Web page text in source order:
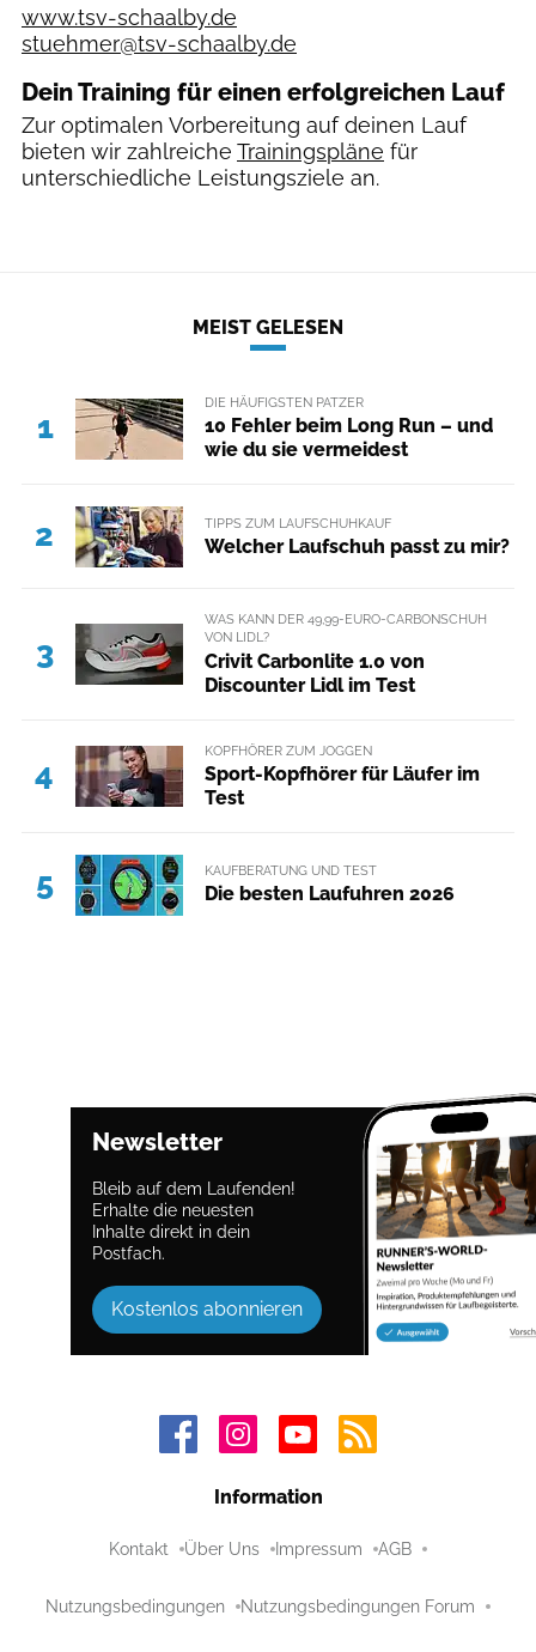
www.tsv-schaalby.de
stuehmer@tsv-schaalby.de
Dein Training für einen erfolgreichen Lauf
Zur optimalen Vorbereitung auf deinen Lauf
bieten wir zahlreiche Trainingspläne für
unterschiedliche Leistungsziele an.
MEIST GELESEN
1
DIE HÄUFIGSTEN PATZER
10 Fehler beim Long Run – und
wie du sie vermeidest
2 TIPPS ZUM LAUFSCHUHKAUF
Welcher Laufschuh passt zu mir?
3
WAS KANN DER 49,99-EURO-CARBONSCHUH
VON LIDL?
Crivit Carbonlite 1.0 von
Discounter Lidl im Test
4
KOPFHÖRER ZUM JOGGEN
Sport-Kopfhörer für Läufer im
Test
5 KAUFBERATUNG UND TEST
Die besten Laufuhren 2026
Newsletter
Bleib auf dem Laufenden!
Erhalte die neuesten
Inhalte direkt in dein
Postfach.
Kostenlos abonnieren
Information
Kontakt Über Uns Impressum AGB
Nutzungsbedingungen Nutzungsbedingungen Forum